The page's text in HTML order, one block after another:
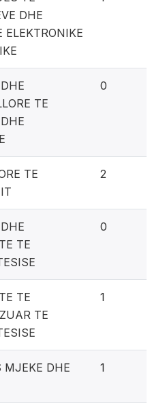
DHE
ELEKTRONIKE
TE
0
TE
2
TE
0
TE
TE
1
MJEKE DHE
1